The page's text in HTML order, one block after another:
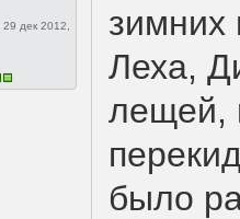
29 дек 2012,
зимних
Леха,
лещей,
было